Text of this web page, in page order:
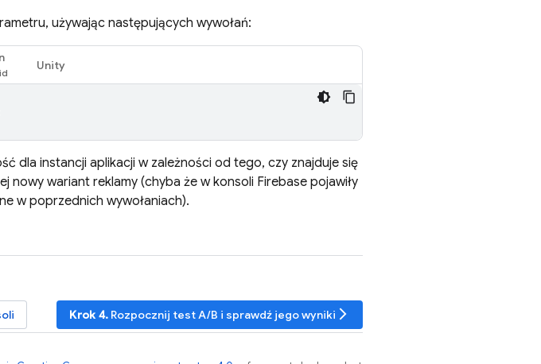
używając następujących wywołań:
Unity
dla instancji aplikacji w zależności od tego, czy znajduje się
nowy wariant reklamy (chyba że w konsoli Firebase pojawiły
w poprzednich wywołaniach).
Krok 4. Rozpocznij test A/B i sprawdź jego wyniki arrow_forward_ios